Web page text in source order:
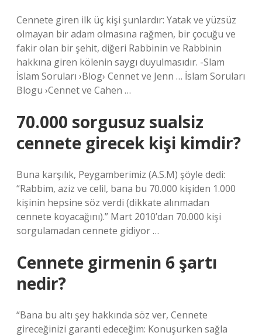
Cennete giren ilk üç kişi şunlardır: Yatak ve yüzsüz
olmayan bir adam olmasına rağmen, bir çocuğu ve
fakir olan bir şehit, diğeri Rabbinin ve Rabbinin
hakkına giren kölenin saygı duyulmasıdır. -Slam
İslam Soruları ›Blog› Cennet ve Jenn … İslam Soruları
Blogu ›Cennet ve Cahen …
70.000 sorgusuz sualsiz
cennete girecek kişi kimdir?
Buna karşılık, Peygamberimiz (A.S.M) şöyle dedi:
“Rabbim, aziz ve celil, bana bu 70.000 kişiden 1.000
kişinin hepsine söz verdi (dikkate alınmadan
cennete koyacağını).” Mart 2010’dan 70.000 kişi
sorgulamadan cennete gidiyor …
Cennete girmenin 6 şartı
nedir?
“Bana bu altı şey hakkında söz ver, Cennete
gireceğinizi garanti edeceğim: Konuşurken sağla